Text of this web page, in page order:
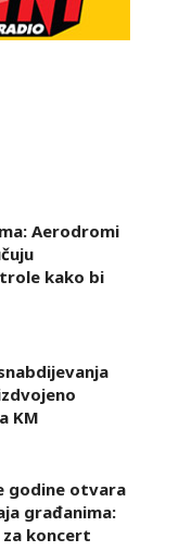
Aerodromi
kako bi
KM
godine otvara
građanima:
koncert